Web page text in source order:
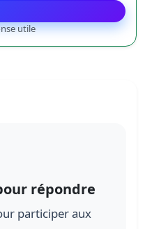
utile
répondre
participer aux